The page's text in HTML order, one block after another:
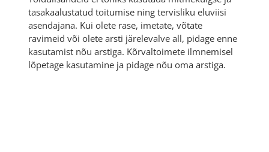
tasakaalustatud toitumise ning tervisliku eluviisi
asendajana. Kui olete rase, imetate, võtate
ravimeid või olete arsti järelevalve all, pidage enne
kasutamist nõu arstiga. Kõrvaltoimete ilmnemisel
lõpetage kasutamine ja pidage nõu oma arstiga.